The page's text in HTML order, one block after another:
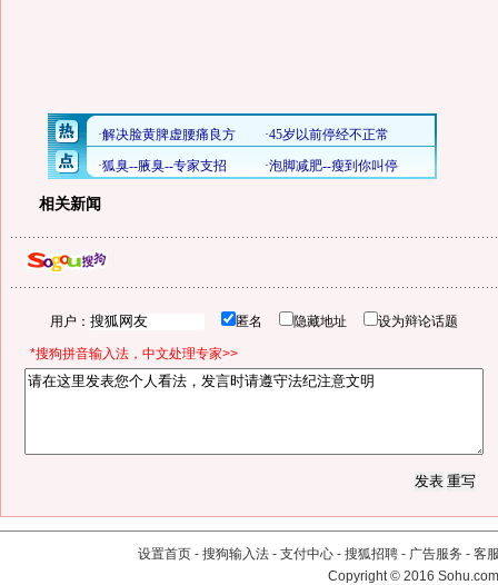
相关新闻
用户： 匿名 隐藏地址 设为辩论话题
*搜狗拼音输入法，中文处理专家>>
设置首页 - 搜狗输入法 - 支付中心 - 搜狐招聘 - 广告服务 - 客
Copyright©2016